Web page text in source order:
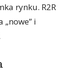
rynku. R2R
„nowe” i